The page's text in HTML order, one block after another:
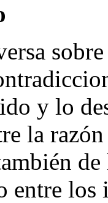
y lo
la
entre